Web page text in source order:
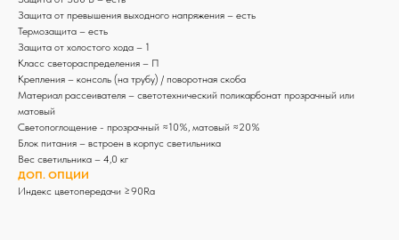
Защита от превышения выходного напряжения – есть
Термозащита – есть
Защита от холостого хода – 1
Класс светораспределения – П
Крепления – консоль (на трубу) / поворотная скоба
Материал рассеивателя – светотехнический поликарбонат прозрачный или
матовый
Светопоглощение - прозрачный ≈10%, матовый ≈20%
Блок питания – встроен в корпус светильника
Вес светильника – 4,0 кг
ДОП. ОПЦИИ
Индекс цветопередачи ≥90Ra